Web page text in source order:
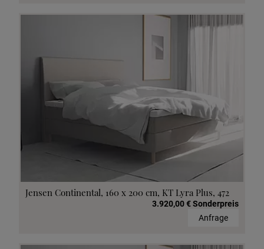
Jensen Continental, 160 x 200 cm, KT Lyra Plus, 472
3.920,00 € Sonderpreis
Anfrage